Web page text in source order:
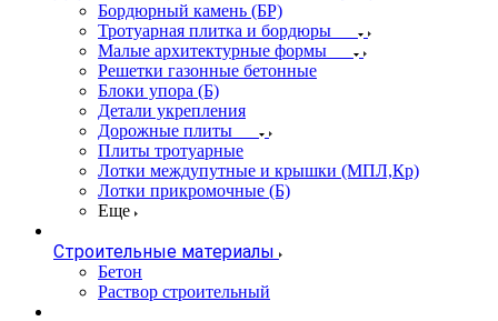
Бордюрный камень (БР)
Тротуарная плитка и бордюры
Малые архитектурные формы
Решетки газонные бетонные
Блоки упора (Б)
Детали укрепления
Дорожные плиты
Плиты тротуарные
Лотки междупутные и крышки (МПЛ,Кр)
Лотки прикромочные (Б)
Еще
Строительные материалы
Бетон
Раствор строительный